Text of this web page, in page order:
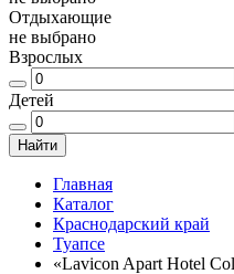
Отдыхающие
не выбрано
Взрослых
Детей
Найти
Главная
Каталог
Краснодарский край
Туапсе
«Lavicon Apart Hotel